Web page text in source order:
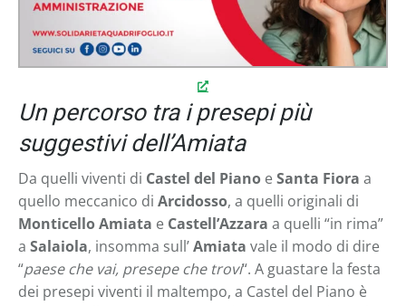
Un percorso tra i presepi più
suggestivi dell’Amiata
Da quelli viventi di Castel del Piano e Santa Fiora a
quello meccanico di Arcidosso, a quelli originali di
Monticello Amiata e Castell’Azzara a quelli “in rima”
a Salaiola, insomma sull’Amiata vale il modo di dire
“paese che vai, presepe che trovi“. A guastare la festa
dei presepi viventi il maltempo, a Castel del Piano è